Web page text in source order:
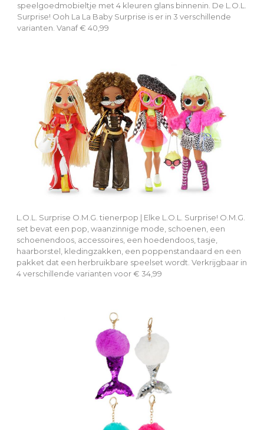
speelgoedmobieltje met 4 kleuren glans binnenin. De L.O.L.
Surprise! Ooh La La Baby Surprise is er in 3 verschillende
varianten. Vanaf € 40,99
L.O.L. Surprise O.M.G. tienerpop | Elke L.O.L. Surprise! O.M.G.
set bevat een pop, waanzinnige mode, schoenen, een
schoenendoos, accessoires, een hoedendoos, tasje,
haarborstel, kledingzakken, een poppenstandaard en een
pakket dat een herbruikbare speelset wordt. Verkrijgbaar in
4 verschillende varianten voor € 34,99